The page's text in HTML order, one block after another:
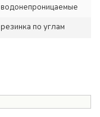
водонепроницаемые
резинка по углам